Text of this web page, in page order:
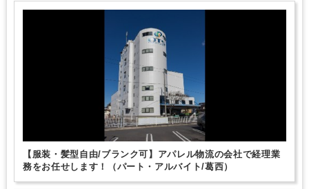
バイク・自転車通勤OK 少人数の職場（所属部門の人数3人以下）
PCA
【服装・髪型自由/ブランク可】アパレル物流の会社で経理業
務をお任せします！（パート・アルバイト/葛西）